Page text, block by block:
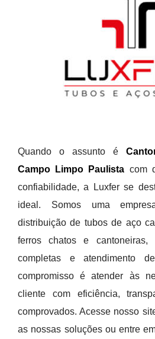
Quando o assunto é
Campo Limpo Paulista com
confiabilidade, a Luxfer se
ideal. Somos uma
distribuição de tubos de aço
ferros chatos e cantoneiras,
completas e atendimento
compromisso é atender às
cliente com eficiência,
comprovados. Acesse nosso
as nossas soluções ou entre